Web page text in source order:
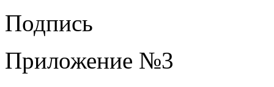
Подпись
Приложение №3